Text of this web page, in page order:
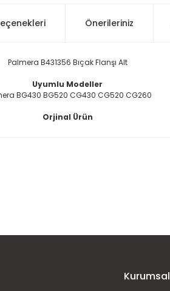
Önerileriniz
Palmera B431356 Bıçak Flanşı Alt
Uyumlu Modeller
BG430 BG520 CG430 CG520 CG260
Orjinal Ürün
Kurumsal